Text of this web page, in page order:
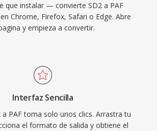
que instalar — convierte SD2 a PAF
Chrome, Firefox, Safari o Edge. Abre
y empieza a convertir.
Interfaz Sencilla
a PAF toma solo unos clics. Arrastra tu
el formato de salida y obtiene el